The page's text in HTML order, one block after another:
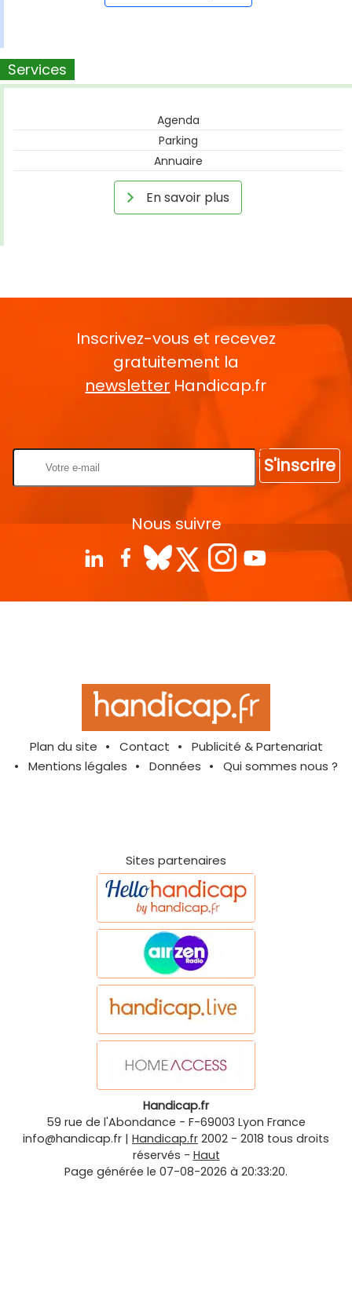
Services
Agenda
Parking
Annuaire
En savoir plus
Inscrivez-vous et recevez
gratuitement la
newsletter Handicap.fr
S'inscrire
Nous suivre
Plan du site Contact
Publicité & Partenariat
Mentions légales
Données Qui sommes nous ?
Sites partenaires
Handicap.fr
59 rue de l'Abondance - F-69003 Lyon France
info@handicap.fr | Handicap.fr 2002 - 2018 tous droits
réservés - Haut
Page générée le 07-08-2026 à 20:33:20.